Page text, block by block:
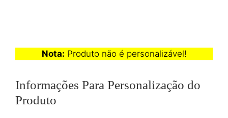
Nota: Produto não é personalizável!
Informações Para Personalização do
Produto